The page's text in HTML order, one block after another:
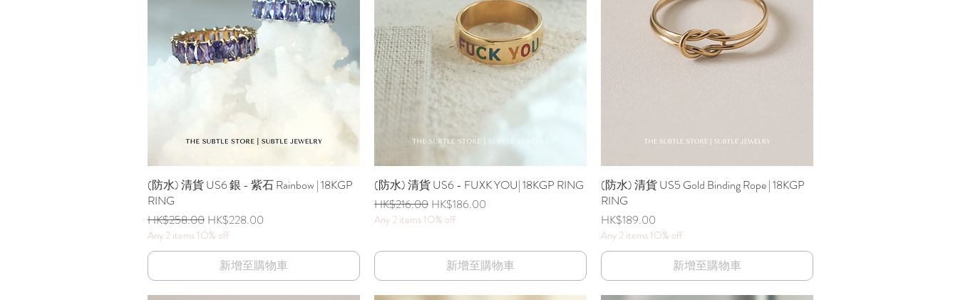
快速瀏覽
(防水) 清貨 US6 銀 - 紫石 Rainbow | 18KGP
RING
一般價格
HK$258.00 促銷價格
HK$228.00
Any 2 items 1O% off
新增至購物車
快速瀏覽
(防水) 清貨 US6 - FUXK YOU| 18KGP RING
一般價格
HK$216.00 促銷價格
HK$186.00
Any 2 items 1O% off
新增至購物車
快速瀏覽
(防水) 清貨 US5 Gold Binding Rope | 18KGP
RING
價格
HK$189.00
Any 2 items 1O% off
新增至購物車